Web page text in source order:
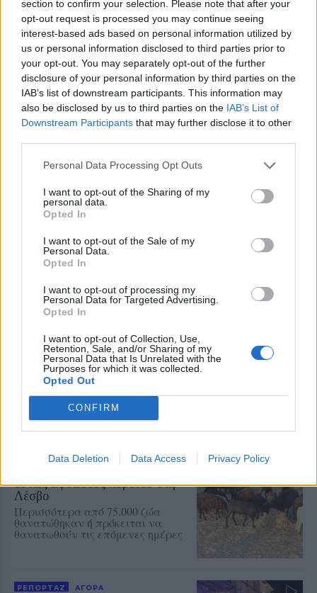
section to confirm your selection. Please note that after your
opt-out request is processed you may continue seeing
interest-based ads based on personal information utilized by
us or personal information disclosed to third parties prior to
your opt-out. You may separately opt-out of the further
disclosure of your personal information by third parties on the
IAB’s list of downstream participants. This information may
also be disclosed by us to third parties on the IAB’s List of
Downstream Participants that may further disclose it to other
Personal Data Processing Opt Outs
I want to opt-out of the Sharing of my
personal data.
Opted In
I want to opt-out of the Sale of my
Personal Data.
Opted In
I want to opt-out of processing my
Personal Data for Targeted Advertising.
Opted In
I want to opt-out of Collection, Use,
Retention, Sale, and/or Sharing of my
Personal Data that Is Unrelated with the
Purposes for which it was collected.
Opted Out
CONFIRM
Data Deletion Data Access Privacy Policy
Περισσότερες προσβάσιμες
παραλίες αποκτά ο Δήμος
Μυτιλήνης
Νέες υποδομές σε Χαραμίδα,
Τάρτι, Ευρειακή και Σκάλα
Μυστεγνών, ενώ συστήματα
αυτόνομης πρόσβασης λειτουργούν
ήδη σε Κανόνι, Άγιο Ισίδωρο, 2η
Τσαμάκια
ΑΓΡΟΤΕΣ
Ο αφθώδης πυρετός εξαπλώνεται
Νέα κρούσματα σε Στύψη και
κοντά στον Μόλυβο, ενώ η
προσωρινή αποχώρηση κτηνιάτρων
την αντιμετώπιση της νόσου
Τρέχει η διαδικασία των
αιτήσεων στο πρόγραμμα
«Τουρισμός για Όλους»
Δείτε εδώ όλες τις κρίσιμες
ημερομηνίες για την κατάθεση των
ΑΓΡΟΤΕΣ
εστίες αφθώδους πυρετού στη
Λέσβο
Περισσότερα από 75.000 ζώα
θανατώθηκαν ή πρόκειται να
θανατωθούν τις επόμενες ημέρες
ΡΕΠΟΡΤΑΖ ΑΓΟΡΑ